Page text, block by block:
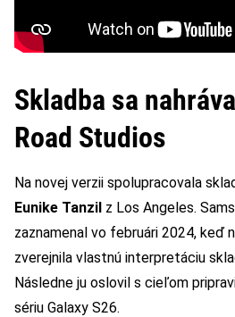
Skladba sa
Road Studios
Na novej verzii spolupracovala
Eunike Tanzil z Los Angeles.
zaznamenal vo februári 2024, keď
zverejnila vlastnú interpretáciu
Následne ju oslovil s cieľom
sériu Galaxy S26.